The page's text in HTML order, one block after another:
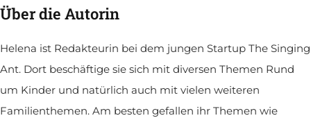
Über die Autorin
Helena ist Redakteurin bei dem jungen Startup The Singing
Ant. Dort beschäftige sie sich mit diversen Themen Rund
um Kinder und natürlich auch mit vielen weiteren
Familienthemen. Am besten gefallen ihr Themen wie